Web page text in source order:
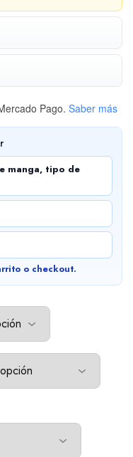
Pago. Saber más
manga, tipo de
o checkout.